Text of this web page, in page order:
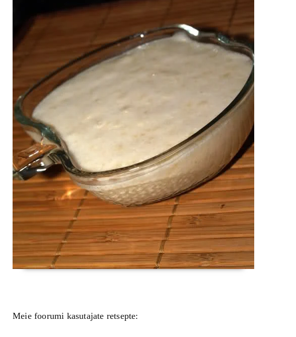
Meie foorumi kasutajate retsepte: